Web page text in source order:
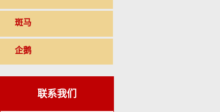
斑马
企鹅
联系我们